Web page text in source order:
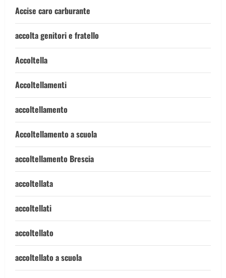
Accise caro carburante
accolta genitori e fratello
Accoltella
Accoltellamenti
accoltellamento
Accoltellamento a scuola
accoltellamento Brescia
accoltellata
accoltellati
accoltellato
accoltellato a scuola